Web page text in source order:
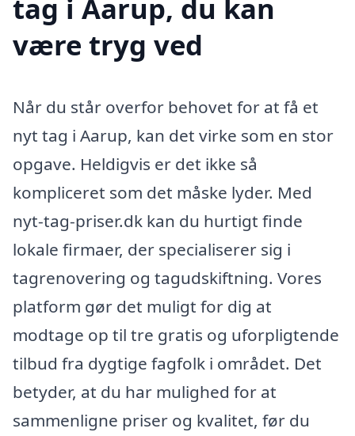
tag i Aarup, du kan
være tryg ved
Når du står overfor behovet for at få et
nyt tag i Aarup, kan det virke som en stor
opgave. Heldigvis er det ikke så
kompliceret som det måske lyder. Med
nyt-tag-priser.dk kan du hurtigt finde
lokale firmaer, der specialiserer sig i
tagrenovering og tagudskiftning. Vores
platform gør det muligt for dig at
modtage op til tre gratis og uforpligtende
tilbud fra dygtige fagfolk i området. Det
betyder, at du har mulighed for at
sammenligne priser og kvalitet, før du